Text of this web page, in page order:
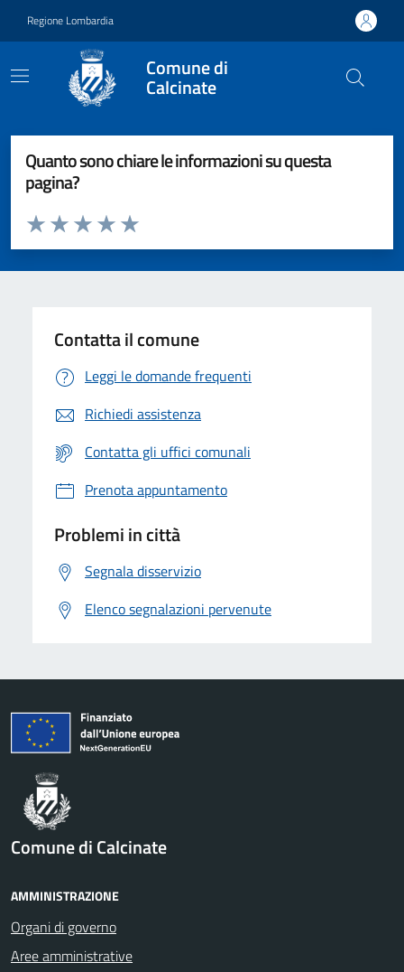
Regione Lombardia
Comune di
Calcinate
Quanto sono chiare le informazioni su questa
pagina?
Valuta da 1 a 5 stelle la pagina
Valuta 5 stelle su 5
Valuta 4 stelle su 5
Valuta 3 stelle su 5
Valuta 2 stelle su 5
Valuta 1 stelle su 5
Contatta il comune
Leggi le domande frequenti
Richiedi assistenza
Contatta gli uffici comunali
Prenota appuntamento
Problemi in città
Segnala disservizio
Elenco segnalazioni pervenute
Comune di Calcinate
AMMINISTRAZIONE
Organi di governo
Aree amministrative